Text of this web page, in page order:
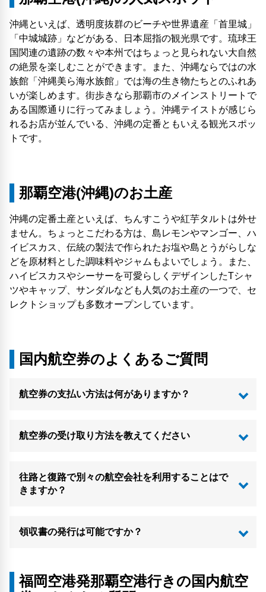
沖縄といえば、透明度抜群のビーチや世界遺産「首里城」
「中城城跡」などがある、日本屈指の観光県です。琉球王
国関連の遺跡の数々や本州ではちょっと見られない大自然
の絶景を楽しむことができます。また、沖縄ならではの水
族館「沖縄美ら海水族館」では海の生き物たちとのふれあ
いが楽しめます。街歩きなら那覇市のメインストリートで
ある国際通りに行ってみましょう。沖縄テイストが感じら
れるお店が並んでいる、沖縄の定番ともいえる観光スポッ
トです。
那覇空港(沖縄)のお土産
沖縄の定番土産といえば、ちんすこうや紅芋タルトは外せ
ません。ちょっとこだわる方は、島レモンやマンゴー、ハ
イビスカス、伝統の製法で作られたお塩や島とうがらしな
どを原材料とした調味料やジャムもよいでしょう。また、
ハイビスカスやシーサーを可愛らしくデザインしたTシャ
ツやキャップ、サンダルなども人気のお土産の一つで、セ
レクトショップも多数オープンしています。
国内航空券のよくあるご質問
航空券の支払い方法は何がありますか？
航空券の受け取り方法を教えてください
往路と復路で別々の航空会社を利用することはで
きますか？
領収書の発行は可能ですか？
福岡空港発那覇空港行きの国内航空